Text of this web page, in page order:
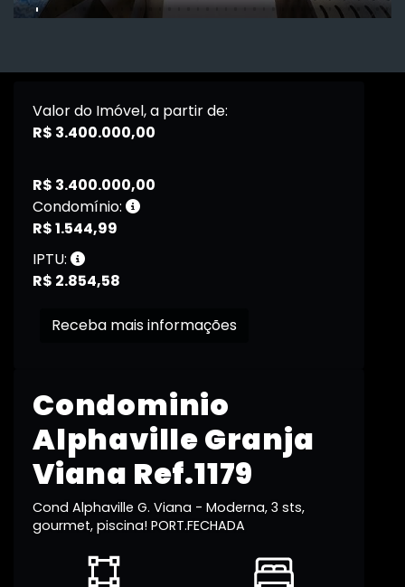
Condominio
Alphaville Granja
Viana Ref.1179
Cond Alphaville G. Viana - Moderna, 3 sts,
gourmet, piscina! PORT.FECHADA
Valor do Imóvel, a partir de:
R$ 3.400.000,00
R$ 3.400.000,00
Condomínio:
R$ 1.544,99
IPTU:
R$ 2.854,58
Receba mais informações